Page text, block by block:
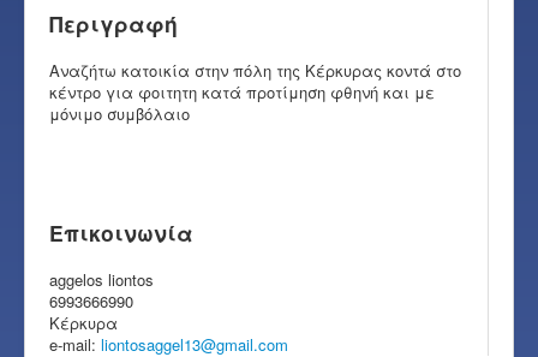
Περιγραφή
Αναζήτω κατοικία στην πόλη της Κέρκυρας κοντά στο
κέντρο για φοιτητη κατά προτίμηση φθηνή και με
μόνιμο συμβόλαιο
Επικοινωνία
aggelos liontos
6993666990
Κέρκυρα
e-mail: liontosaggel13@gmail.com